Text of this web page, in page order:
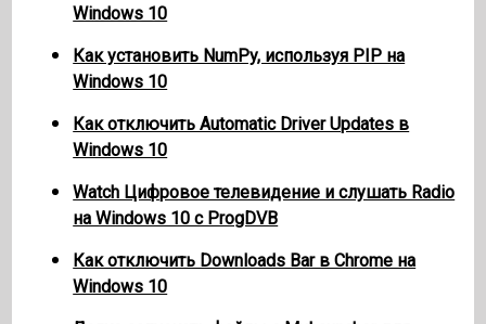
Windows 10
Как установить NumPy, используя PIP на
Windows 10
Как отключить Automatic Driver Updates в
Windows 10
Watch Цифровое телевидение и слушать Radio
на Windows 10 с ProgDVB
Как отключить Downloads Bar в Chrome на
Windows 10